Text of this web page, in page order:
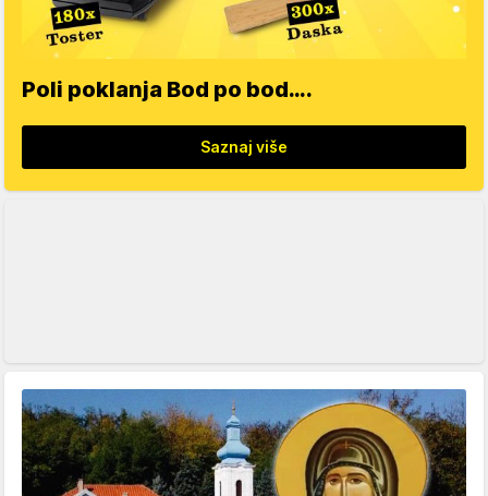
Poli poklanja Bod po bod….
Saznaj više